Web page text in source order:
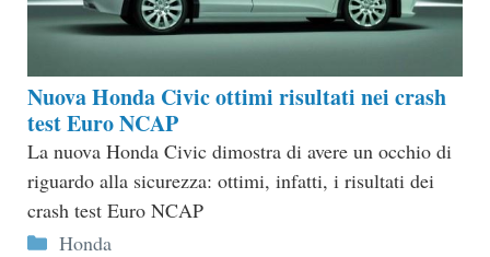
Nuova Honda Civic ottimi risultati nei crash
test Euro NCAP
La nuova Honda Civic dimostra di avere un occhio di
riguardo alla sicurezza: ottimi, infatti, i risultati dei
crash test Euro NCAP
Categorie
Honda